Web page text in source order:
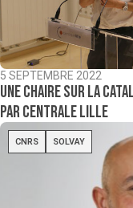
5 SEPTEMBRE 2022
Une chaire sur la
par Centrale Lille
CNRS SOLVAY